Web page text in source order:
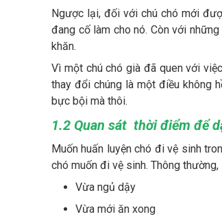
Ngược lại, đối với chú chó mới
đang cố làm cho nó. Còn với
khăn.
Vì một chú chó già đã quen với
thay đổi chúng là một điều không
bực bội mà thôi.
1.2 Quan sát thời điểm để
Muốn huấn luyện chó đi vệ sinh
chó muốn đi vệ sinh. Thông
Vừa ngủ dậy
Vừa mới ăn xong